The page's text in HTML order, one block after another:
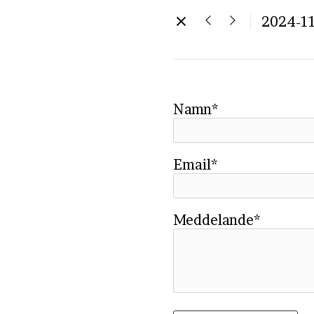
2024-
Namn*
Email*
Meddelande*